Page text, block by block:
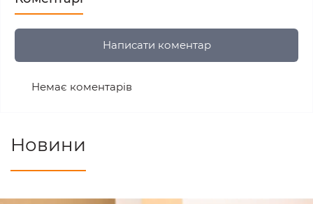
Написати коментар
Немає коментарів
Новини